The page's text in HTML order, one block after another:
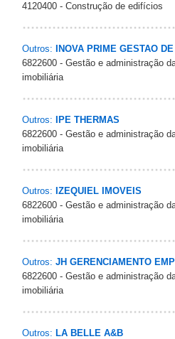
4120400 - Construção de edifícios
Outros:
INOVA PRIME GESTAO
6822600 - Gestão e administração
imobiliária
Outros:
IPE THERMAS
6822600 - Gestão e administração
imobiliária
Outros: IZEQUIEL IMOVEIS
6822600 - Gestão e administração
imobiliária
Outros: JH GERENCIAMENTO
6822600 - Gestão e administração
imobiliária
Outros: LA BELLE A&B